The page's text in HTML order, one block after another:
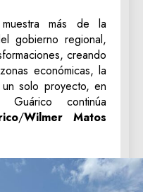
más de la
gobierno regional,
creando
económicas, la
solo proyecto, en
Guárico continúa
/Wilmer Matos